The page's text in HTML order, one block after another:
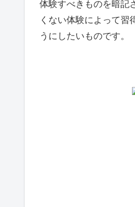
体験すべきものを暗記
くない体験によって習
うにしたいものです。